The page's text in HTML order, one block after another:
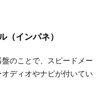
インパネ）
のことで、スピードメー
ディオやナビが付いてい